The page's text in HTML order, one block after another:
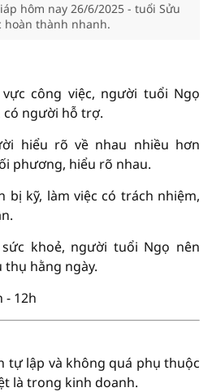
hôm nay 26/6/2025 - tuổi Sửu
hoàn thành nhanh.
công việc, người tuổi Ngọ
có người hỗ trợ.
hiểu rõ về nhau nhiều hơn
phương, hiểu rõ nhau.
bị kỹ, làm việc có trách nhiệm,
khoẻ, người tuổi Ngọ nên
hằng ngày.
- 12h
tự lập và không quá phụ thuộc
là trong kinh doanh.